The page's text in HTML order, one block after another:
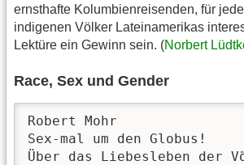
ernsthafte Kolumbienreisenden, für
indigenen Völker Lateinamerikas
Lektüre ein Gewinn sein. (Norbert
Race, Sex und Gender
Robert Mohr
Sex-mal um den Globus!
Über das Liebesleben der